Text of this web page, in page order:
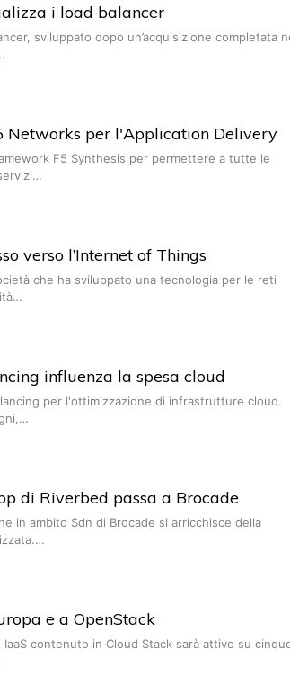
i load balancer
sviluppato dopo un’acquisizione completata
Networks per l'Application Delivery
F5 Synthesis per permettere a tutte le
verso l’Internet of Things
che ha sviluppato una tecnologia per le reti
influenza la spesa cloud
per l'ottimizzazione di infrastrutture cloud.
di Riverbed passa a Brocade
in ambito Sdn di Brocade si arricchisce della
e a OpenStack
contenuto in Cloud Stack sarà attivo su